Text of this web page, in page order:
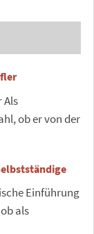
Als
ob er von der
Einführung
als